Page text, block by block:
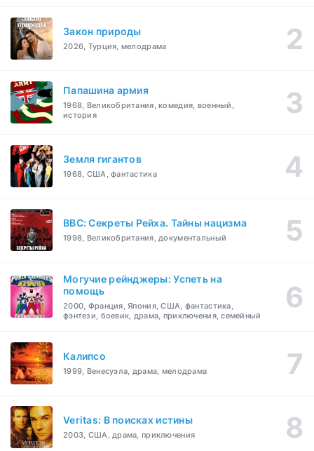
Закон природы
2026, Турция, мелодрама
Папашина армия
1968, Великобритания, комедия, военный,
история
Земля гигантов
1968, США, фантастика
BBC: Секреты Рейха. Тайны нацизма
1998, Великобритания, документальный
Могучие рейнджеры: Успеть на
помощь
2000, Франция, Япония, США, фантастика,
фэнтези, боевик, драма, приключения, семейный
Калипсо
1999, Венесуэла, драма, мелодрама
Veritas: В поисках истины
2003, США, драма, приключения